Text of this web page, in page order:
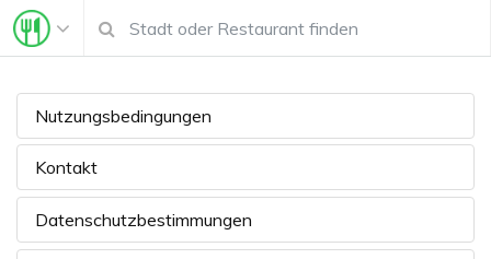
Nutzungsbedingungen
Kontakt
Datenschutzbestimmungen